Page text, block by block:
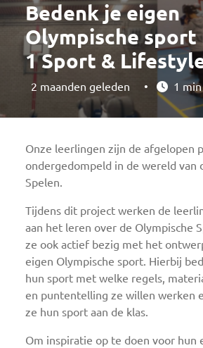
Bedenk je eigen
Olympische sport
1 Sport &
2 maanden geleden • 1 min
Onze leerlingen zijn de afgelopen
ondergedompeld in de wereld van
Spelen.
Tijdens dit project werken de
aan het leren over de Olympische
ze ook actief bezig met het
eigen Olympische sport. Hierbij
hun sport met welke regels,
en puntentelling ze willen werken
ze hun sport aan de klas.
Om inspiratie op te doen voor hun